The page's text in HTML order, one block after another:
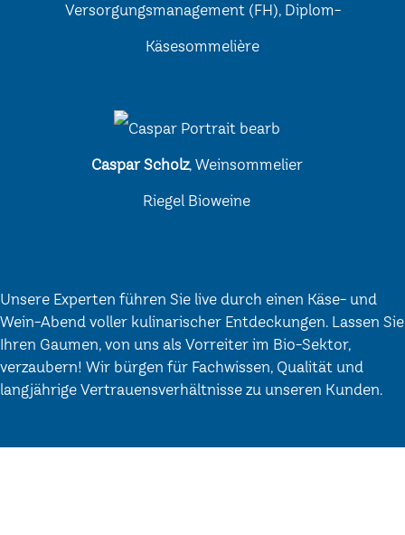
Versorgungsmanagement (FH), Diplom-
Käsesommelière
Caspar Scholz, Weinsommelier
Riegel Bioweine
Unsere Experten führen Sie live durch einen Käse- und
Wein-Abend voller kulinarischer Entdeckungen. Lassen Sie
Ihren Gaumen, von uns als Vorreiter im Bio-Sektor,
verzaubern! Wir bürgen für Fachwissen, Qualität und
langjährige Vertrauensverhältnisse zu unseren Kunden.